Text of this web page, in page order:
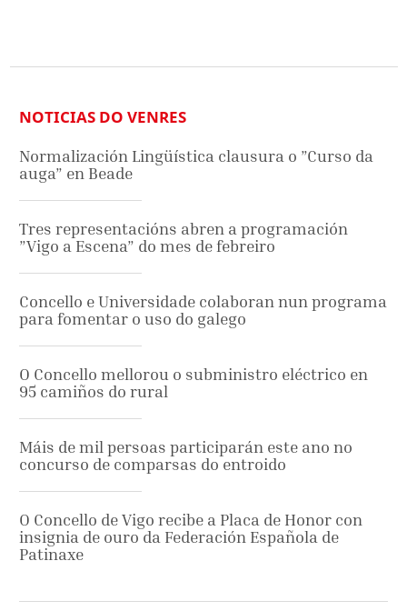
NOTICIAS DO VENRES
Normalización Lingüística clausura o ”Curso da
auga” en Beade
Tres representacións abren a programación
”Vigo a Escena” do mes de febreiro
Concello e Universidade colaboran nun programa
para fomentar o uso do galego
O Concello mellorou o subministro eléctrico en
95 camiños do rural
Máis de mil persoas participarán este ano no
concurso de comparsas do entroido
O Concello de Vigo recibe a Placa de Honor con
insignia de ouro da Federación Española de
Patinaxe